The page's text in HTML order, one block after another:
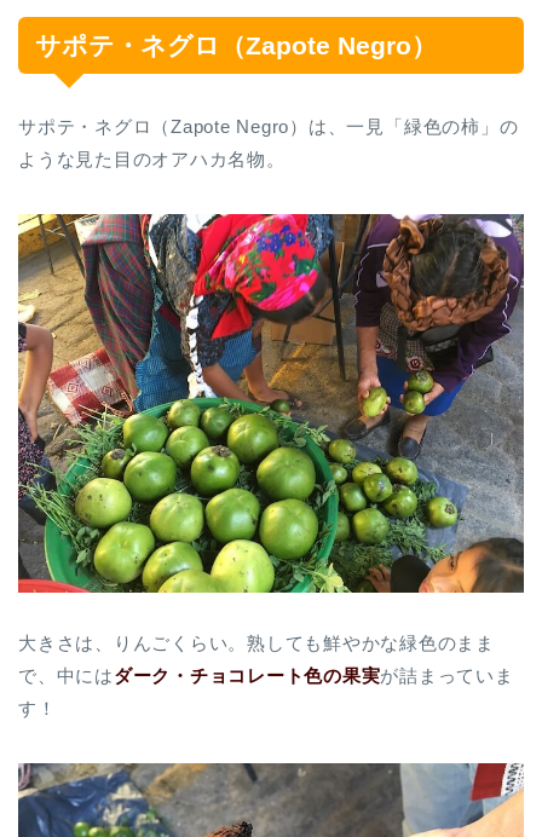
サポテ・ネグロ（Zapote Negro）
サポテ・ネグロ（Zapote Negro）は、一見「緑色の柿」の
ような見た目のオアハカ名物。
大きさは、りんごくらい。熟しても鮮やかな緑色のまま
で、中にはダーク・チョコレート色の果実が詰まっていま
す！